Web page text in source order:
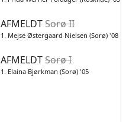
AFMELDTSorø II
1. Mejse Østergaard Nielsen (Sorø) '08
AFMELDTSorø I
1. Elaina Bjørkman (Sorø) '05